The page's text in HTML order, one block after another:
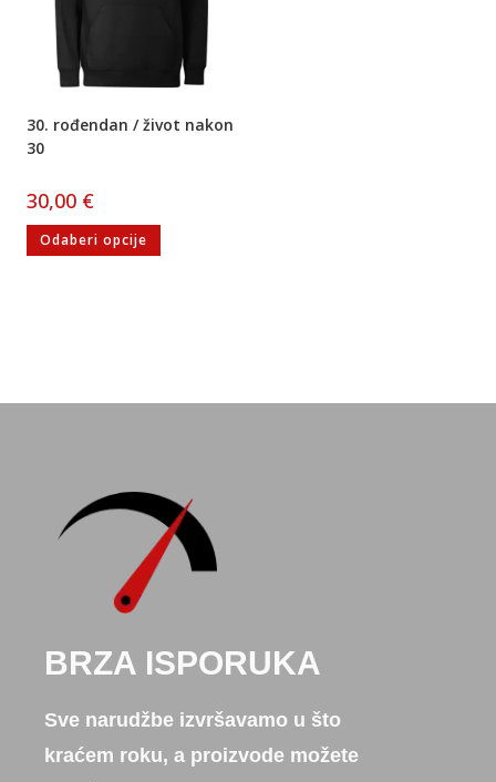
30. rođendan / život nakon
30
30,00 €
Odaberi opcije
BRZA ISPORUKA
Sve narudžbe izvršavamo u što
kraćem roku, a proizvode možete